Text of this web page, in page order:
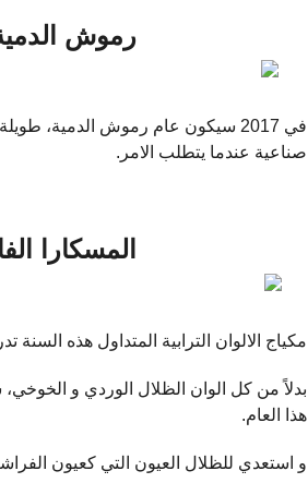
رموش
في 2017 سيكون عام رموش الدمية،
صناعية عندما يتطلب الامر.
المسكارا
مكياج الالوان الترابية المتداول هذه
بدلاً من كل الوان الظلال الوردي و الخوخي،
هذا العام.
و استعدي للظلال العيون التي كعيون